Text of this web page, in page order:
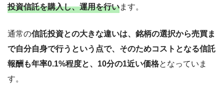
投資信託を購入し、運用を行います。
通常の信託投資との大きな違いは、銘柄の選択から売買ま
で自分自身で行うという点で、そのためコストとなる信託
報酬も年率0.1%程度と、10分の1近い価格となっていま
す。